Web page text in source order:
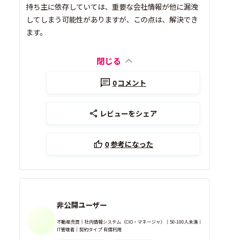
持ち主に依存していては、重要な会社情報が他に漏洩
してしまう可能性がありますが、この点は、解決でき
ます。
閉じる
0コメント
レビューをシェア
0参考になった
非公開ユーザー
不動産売買｜社内情報システム（CIO・マネージャ）｜50-100人未満｜
IT管理者｜契約タイプ 有償利用